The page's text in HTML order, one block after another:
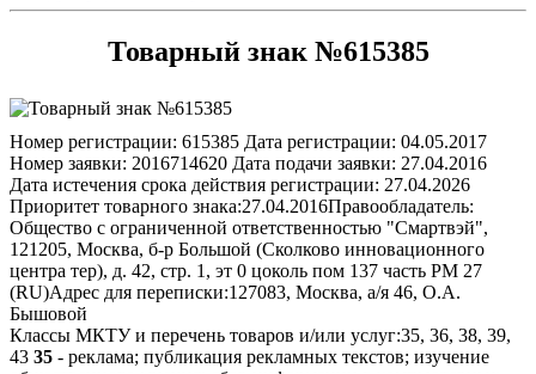
Товарный знак №615385
Номер регистрации: 615385 Дата регистрации: 04.05.2017
Номер заявки: 2016714620 Дата подачи заявки: 27.04.2016
Дата истечения срока действия регистрации: 27.04.2026
Приоритет товарного знака:27.04.2016Правообладатель:
Общество с ограниченной ответственностью "Смартвэй",
121205, Москва, б-р Большой (Сколково инновационного
центра тер), д. 42, стр. 1, эт 0 цоколь пом 137 часть РМ 27
(RU)Адрес для переписки:127083, Москва, а/я 46, О.А.
Бышовой
Классы МКТУ и перечень товаров и/или услуг:35, 36, 38, 39,
43 35 - реклама; публикация рекламных текстов; изучение